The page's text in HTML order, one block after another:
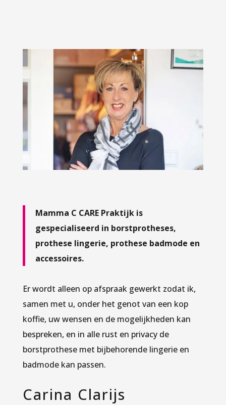
Mamma C CARE Praktijk is
gespecialiseerd in borstprotheses,
prothese lingerie, prothese badmode en
accessoires.
Er wordt alleen op afspraak gewerkt zodat ik,
samen met u, onder het genot van een kop
koffie, uw wensen en de mogelijkheden kan
bespreken, en in alle rust en privacy de
borstprothese met bijbehorende lingerie en
badmode kan passen.
Carina Clarijs